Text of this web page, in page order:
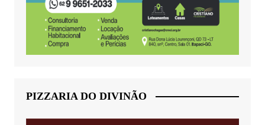
PIZZARIA DO DIVINÃO